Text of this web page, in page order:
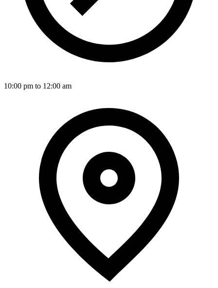
10:00 pm to 12:00 am